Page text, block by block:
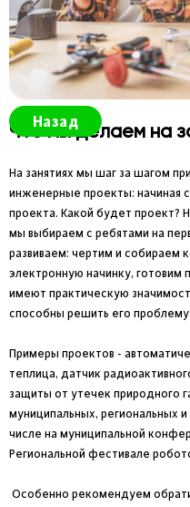
Назад
Что мы делаем на
На занятиях мы шаг за шагом
инженерные проекты: начиная
проекта. Какой будет проект?
мы выбираем с ребятами на
развиваем: чертим и собираем
электронную начинку, готовим
имеют практическую
способны решить его проблему.
Примеры проектов -
теплица, датчик
защиты от утечек природного
муниципальных, региональных
числе на муниципальной
Региональной фестивале
Особенно рекомендуем